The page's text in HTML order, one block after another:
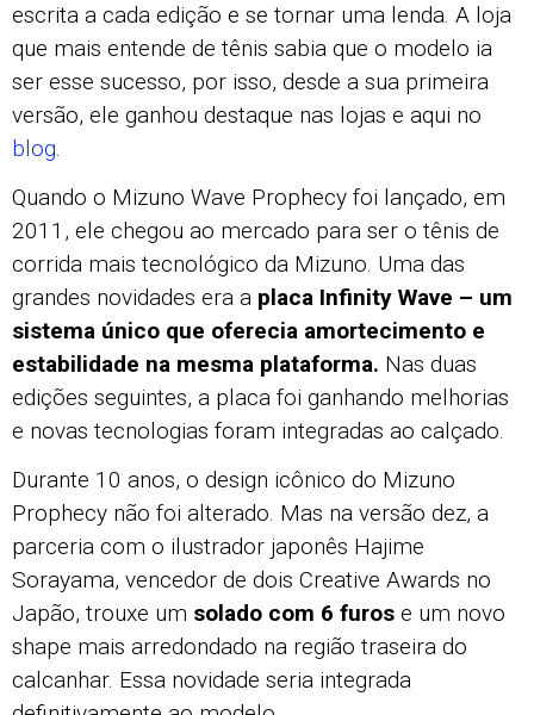
escrita a cada edição e se tornar uma lenda. A loja
que mais entende de tênis sabia que o modelo ia
ser esse sucesso, por isso, desde a sua primeira
versão, ele ganhou destaque nas lojas e aqui no
blog.
Quando o Mizuno Wave Prophecy foi lançado, em
2011, ele chegou ao mercado para ser o tênis de
corrida mais tecnológico da Mizuno. Uma das
grandes novidades era a placa Infinity Wave – um
sistema único que oferecia amortecimento e
estabilidade na mesma plataforma. Nas duas
edições seguintes, a placa foi ganhando melhorias
e novas tecnologias foram integradas ao calçado.
Durante 10 anos, o design icônico do Mizuno
Prophecy não foi alterado. Mas na versão dez, a
parceria com o ilustrador japonês Hajime
Sorayama, vencedor de dois Creative Awards no
Japão, trouxe um solado com 6 furos e um novo
shape mais arredondado na região traseira do
calcanhar. Essa novidade seria integrada